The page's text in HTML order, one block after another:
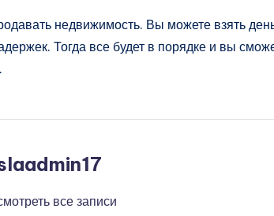
недвижимость. Вы можете взять
Тогда все будет в порядке и вы
все записи